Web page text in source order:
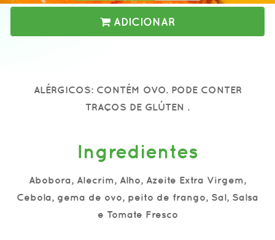
ADICIONAR
ALÉRGICOS: CONTÉM OVO. PODE CONTER
TRAÇOS DE GLÚTEN .
Ingredientes
Abobora, Alecrim, Alho, Azeite Extra Virgem,
Cebola, gema de ovo, peito de frango, Sal, Salsa
e Tomate Fresco